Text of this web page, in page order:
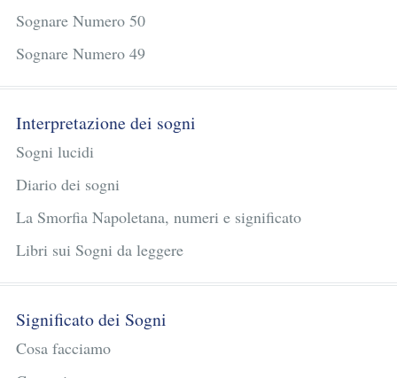
Sognare Numero 50
Sognare Numero 49
Interpretazione dei sogni
Sogni lucidi
Diario dei sogni
La Smorfia Napoletana, numeri e significato
Libri sui Sogni da leggere
Significato dei Sogni
Cosa facciamo